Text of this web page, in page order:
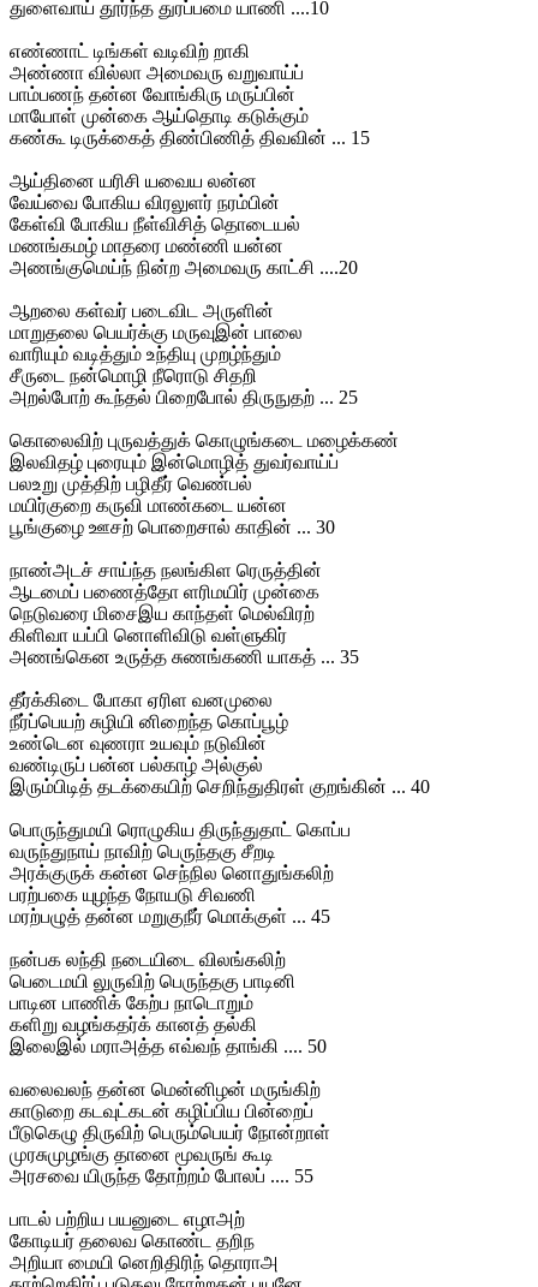
துளைவாய் தூர்ந்த துரப்பமை யாணி ....10
எண்ணாட் டிங்கள் வடிவிற் றாகி
அண்ணா வில்லா அமைவரு வறுவாய்ப்
பாம்பணந் தன்ன வோங்கிரு மருப்பின்
மாயோள் முன்கை ஆய்தொடி கடுக்கும்
கண்கூ டிருக்கைத் திண்பிணித் திவவின் ... 15
ஆய்தினை யரிசி யவைய லன்ன
வேய்வை போகிய விரலுளர் நரம்பின்
கேள்வி போகிய நீள்விசித் தொடையல்
மணங்கமழ் மாதரை மண்ணி யன்ன
அணங்குமெய்ந் நின்ற அமைவரு காட்சி ....20
ஆறலை கள்வர் படைவிட அருளின்
மாறுதலை பெயர்க்கு மருவுஇன் பாலை
வாரியும் வடித்தும் உந்தியு முறழ்ந்தும்
சீருடை நன்மொழி நீரொடு சிதறி
அறல்போற் கூந்தல் பிறைபோல் திருநுதற் ... 25
கொலைவிற் புருவத்துக் கொழுங்கடை மழைக்கண்
இலவிதழ் புரையும் இன்மொழித் துவர்வாய்ப்
பலஉறு முத்திற் பழிதீர் வெண்பல்
மயிர்குறை கருவி மாண்கடை யன்ன
பூங்குழை ஊசற் பொறைசால் காதின் ... 30
நாண்அடச் சாய்ந்த நலங்கிள ரெருத்தின்
ஆடமைப் பணைத்தோ ளரிமயிர் முன்கை
நெடுவரை மிசைஇய காந்தள் மெல்விரற்
கிளிவா யப்பி னொளிவிடு வள்ளுகிர்
அணங்கென உருத்த சுணங்கணி யாகத் ... 35
தீர்க்கிடை போகா ஏரிள வனமுலை
நீர்ப்பெயற் சுழியி னிறைந்த கொப்பூழ்
உண்டென வுணரா உயவும் நடுவின்
வண்டிருப் பன்ன பல்காழ் அல்குல்
இரும்பிடித் தடக்கையிற் செறிந்துதிரள் குறங்கின் ... 40
பொருந்துமயி ரொழுகிய திருந்துதாட் கொப்ப
வருந்துநாய் நாவிற் பெருந்தகு சீறடி
அரக்குருக் கன்ன செந்நில னொதுங்கலிற்
பரற்பகை யுழந்த நோயடு சிவணி
மரற்பழுத் தன்ன மறுகுநீர் மொக்குள் ... 45
நன்பக லந்தி நடையிடை விலங்கலிற்
பெடைமயி லுருவிற் பெருந்தகு பாடினி
பாடின பாணிக் கேற்ப நாடொறும்
களிறு வழங்கதர்க் கானத் தல்கி
இலைஇல் மராஅத்த எவ்வந் தாங்கி .... 50
வலைவலந் தன்ன மென்னிழன் மருங்கிற்
காடுறை கடவுட்கடன் கழிப்பிய பின்றைப்
பீடுகெழு திருவிற் பெரும்பெயர் நோன்றாள்
முரசுமுழங்கு தானை மூவருங் கூடி
அரசவை யிருந்த தோற்றம் போலப் .... 55
பாடல் பற்றிய பயனுடை எழாஅற்
கோடியர் தலைவ கொண்ட தறிந
அறியா மையி னெறிதிரிந் தொராஅ